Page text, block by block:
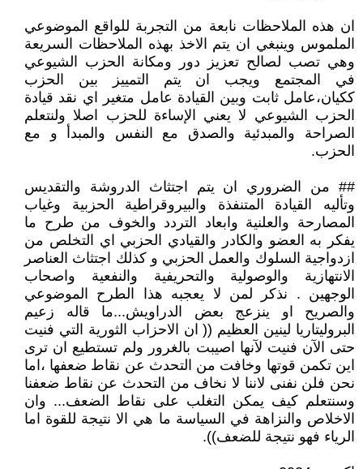
ان هذه الملاحظات نابعة من التجربة للواقع الموضوعي
الملموس وينبغي ان يتم الاخذ بهذه الملاحظات السريعة
وهي تصب لصالح تعزيز دور ومكانة الحزب الشيوعي
في المجتمع ويجب ان يتم التمييز بين الحزب
ككيان،عامل ثابت وبين القيادة عامل متغير اي نقد قيادة
الحزب الشيوعي لا يعني الإساءة للحزب اصلا ولنتعلم
الصراحة والمبدئية والصدق مع النفس والمبدأ و مع
الحزب.
## من الضروري ان يتم اجتثاث الدروشة والتقديس
وتأليه القيادة المتنفذة والبيروقراطية الحزبية وغياب
المصارحة والعلنية وابعاد التردد والخوف من طرح ما
يفكر به العضو والكادر والقيادي الحزبي اي التخلص من
ازدواجية السلوك والعمل الحزبي و كذلك اجتثاث العناصر
الانتهازية والوصولية والتحريفية والنفعية واصحاب
الوجهين . نذكر لمن لا يعجبه هذا الطرح الموضوعي
والصريح او ينزعج بعض الدراويش...ما قاله زعيم
البروليتاريا لينين العظيم (( ان الاحزاب الثورية التي فنيت
حتى الآن فنيت لآنها اصيبت بالغرور ولم تستطيع ان ترى
اين تكمن قوتها وخافت من التحدث عن نقاط ضعفها ،اما
نحن فلن نفنى لاننا لا نخاف من التحدث عن نقاط ضعفنا
وسنتعلم كيف يمكن التغلب على نقاط الضعف... وان
الاخلاص والنزاهة في السياسة ما هي الا نتيجة للقوة اما
الرياء فهو نتيجة للضعف)).